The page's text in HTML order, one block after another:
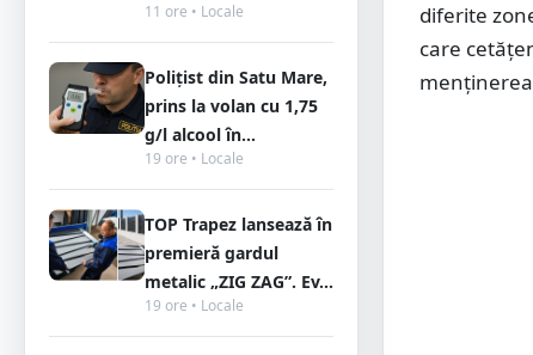
11 ore • Locale
Polițist din Satu Mare,
prins la volan cu 1,75
g/l alcool în...
19 ore • Locale
TOP Trapez lansează în
premieră gardul
metalic „ZIG ZAG”. Ev...
19 ore • Locale
diferite
care